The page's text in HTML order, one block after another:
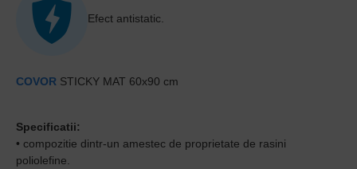
Efect antistatic.
COVOR STICKY MAT 60x90 cm
Specificatii:
• compozitie dintr-un amestec de proprietate de rasini
poliolefine.